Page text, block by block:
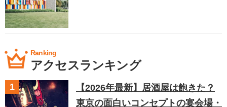
Ranking
アクセスランキング
【2026年最新】居酒屋は飽きた？
東京の面白いコンセプトの宴会場・